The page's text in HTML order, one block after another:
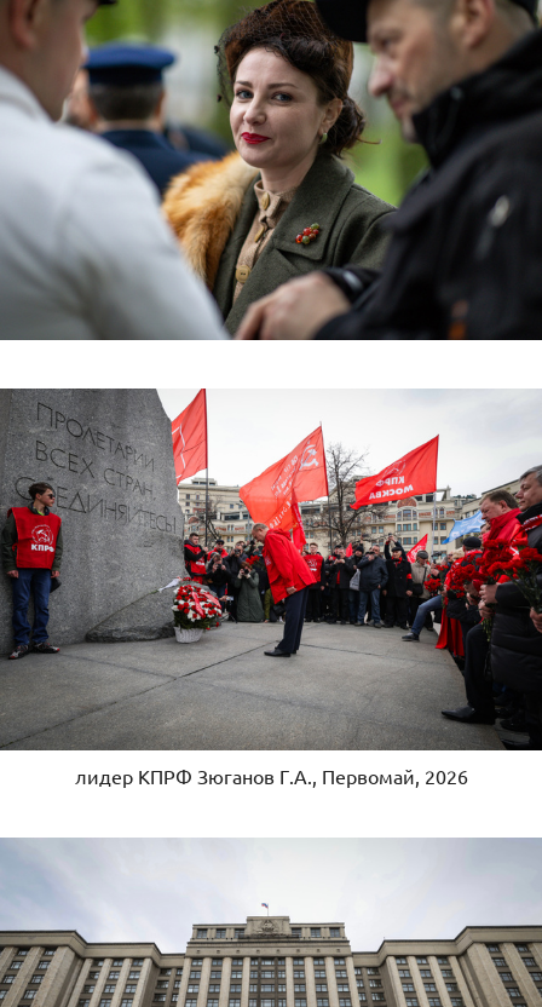
лидер КПРФ Зюганов Г.А., Первомай, 2026